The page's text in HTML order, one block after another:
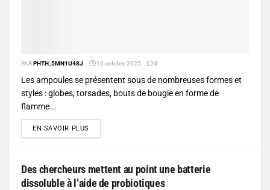
PARPHTH_5MN1U48J 16 octobre 2025 0
Les ampoules se présentent sous de nombreuses formes et
styles : globes, torsades, bouts de bougie en forme de
flamme...
EN SAVOIR PLUS
Des chercheurs mettent au point une batterie
dissoluble à l’aide de probiotiques